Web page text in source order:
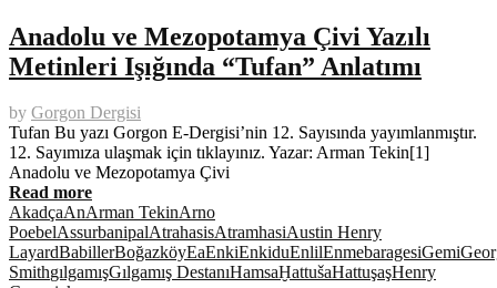
Anadolu ve Mezopotamya Çivi Yazılı
Metinleri Işığında “Tufan” Anlatımı
by Gorgon Dergisi
Tufan Bu yazı Gorgon E-Dergisi’nin 12. Sayısında yayımlanmıştır.
12. Sayımıza ulaşmak için tıklayınız. Yazar: Arman Tekin[1]
Anadolu ve Mezopotamya Çivi
Read more
AkadçaAnArman TekinArno
PoebelAssurbanipalAtrahasisAtramhasiAustin Henry
LayardBabillerBoğazköyEaEnkiEnkiduEnlilEnmebaragesiGemi
SmithgılgamışGılgamış DestanıHamsaḪattušaHattuşaşHenry